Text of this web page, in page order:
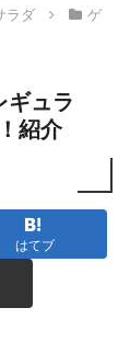
ラダ
ゲ
ギュラ
紹介
はてブ